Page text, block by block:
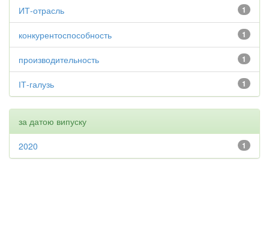
1
ИТ-отрасль
1
конкурентоспособность
1
производительность
1
ІТ-галузь
за датою випуску
1
2020